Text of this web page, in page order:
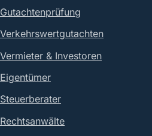
Gutachtenprüfung
Verkehrswertgutachten
Vermieter & Investoren
Eigentümer
Steuerberater
Rechtsanwälte